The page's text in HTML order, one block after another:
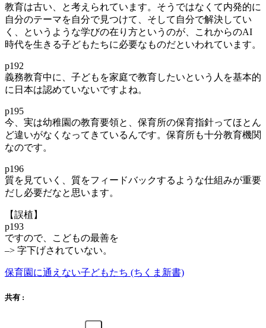
教育は古い、と考えられています。そうではなくて内発的に
自分のテーマを自分で見つけて、そして自分で解決してい
く、というような学びの在り方というのが、これからのAI
時代を生きる子どもたちに必要なものだといわれています。
p192
義務教育中に、子どもを家庭で教育したいという人を基本的
に日本は認めていないですよね。
p195
今、実は幼稚園の教育要領と、保育所の保育指針ってほとん
ど違いがなくなってきているんです。保育所も十分教育機関
なのです。
p196
質を見ていく、質をフィードバックするような仕組みが重要
だし必要だなと思います。
【誤植】
p193
ですので、こどもの最善を
–> 字下げされていない。
保育園に通えない子どもたち (ちくま新書)
共有 :